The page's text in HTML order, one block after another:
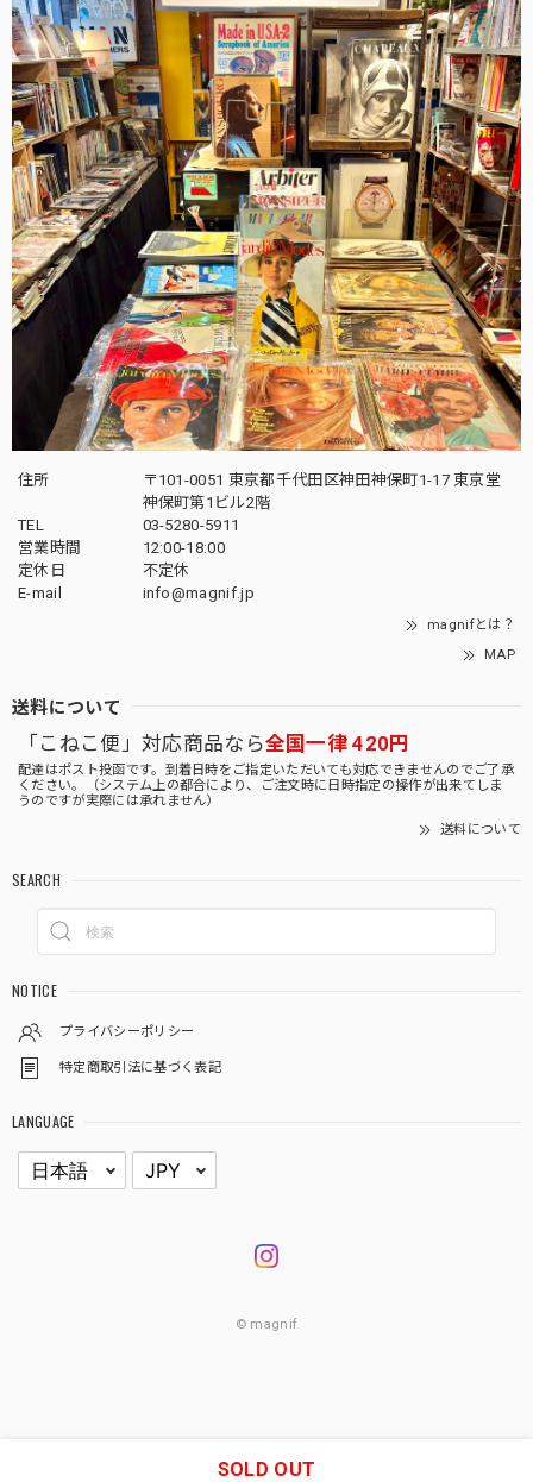
住所
〒101-0051 東京都千代田区神田神保町1-17 東京堂
神保町第1ビル2階
TEL
03-5280-5911
営業時間
12:00-18:00
定休日
不定休
E-mail
info@magnif.jp
magnifとは？
MAP
送料について
「こねこ便」対応商品なら全国一律 420円
配達はポスト投函です。到着日時をご指定いただいても対応できませんのでご了承
ください。（システム上の都合により、ご注文時に日時指定の操作が出来てしま
うのですが実際には承れません）
送料について
SEARCH
NOTICE
プライバシーポリシー
特定商取引法に基づく表記
LANGUAGE
© magnif
SOLD OUT